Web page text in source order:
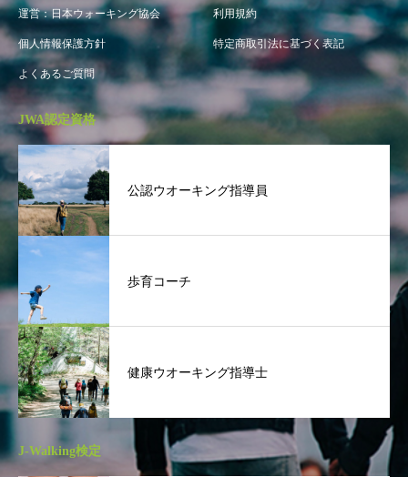
運営：日本ウォーキング協会 利用規約
個人情報保護方針 特定商取引法に基づく表記
よくあるご質問
JWA認定資格
公認ウオーキング指導員
歩育コーチ
健康ウオーキング指導士
J-Walking検定